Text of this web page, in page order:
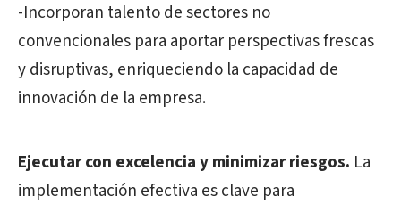
-Incorporan talento de sectores no
convencionales para aportar perspectivas frescas
y disruptivas, enriqueciendo la capacidad de
innovación de la empresa.
Ejecutar con excelencia y minimizar riesgos. La
implementación efectiva es clave para